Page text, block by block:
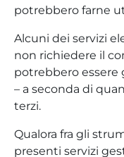
potrebbero farne
Alcuni dei servizi
non richiedere il
potrebbero
– a seconda di
terzi.
Qualora fra gli
presenti servizi